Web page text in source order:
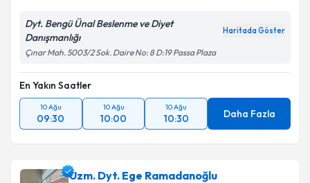
Dyt. Bengü Ünal Beslenme ve Diyet
Danışmanlığı
Haritada Göster
Çınar Mah. 5003/2 Sok. Daire No: 8 D:19 Passa Plaza
En Yakın Saatler
10 Ağu
09:30
10 Ağu
10:00
10 Ağu
10:30 Daha Fazla
Uzm. Dyt. Ege Ramadanoğlu